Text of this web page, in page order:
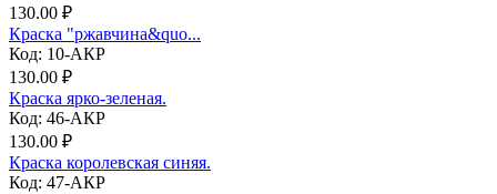
130.00 ₽
Краска "ржавчина&quo...
Код: 10-АКР
130.00 ₽
Краска ярко-зеленая.
Код: 46-АКР
130.00 ₽
Краска королевская синяя.
Код: 47-АКР